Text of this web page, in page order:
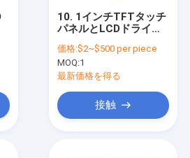
10. 1インチTFTタッチ
パネルとLCDドライバ
価格:$2~$500 per piece
MOQ:1
最新価格を得る
接触